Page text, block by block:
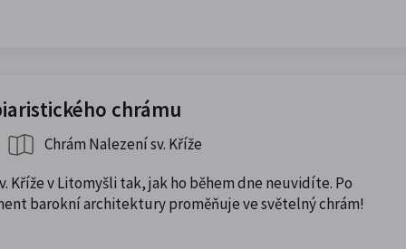
chrámu
Chrám Nalezení sv. Kříže
Kříže v Litomyšli tak, jak ho během dne neuvidíte. Po
barokní architektury proměňuje ve světelný chrám!